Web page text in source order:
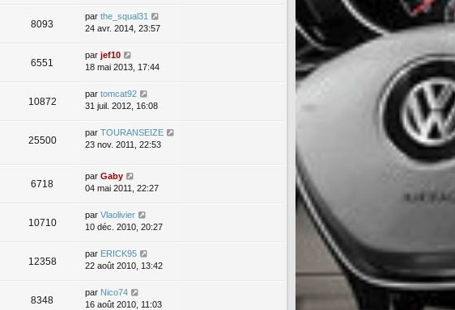
8093
par the_squal31
24 avr. 2014, 23:57
6551
par jef10
18 mai 2013, 17:44
10872
par tomcat92
31 juil. 2012, 16:08
25500
par TOURANSEIZE
23 nov. 2011, 22:53
6718
par Gaby
04 mai 2011, 22:27
10710
par Vlaolivier
10 déc. 2010, 20:27
12358
par ERICK95
22 août 2010, 13:42
8348
par Nico74
16 août 2010, 11:03